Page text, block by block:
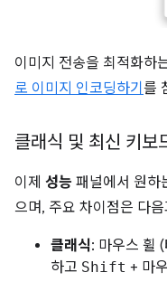
이미지 전송을 최적화하
로 이미지 인코딩하기 를
클래식 및 최신 키보
이제 성능 패널에서 원하
으며, 주요 차이점은 다
클래식: 마우스 휠
하고 Shift + 마